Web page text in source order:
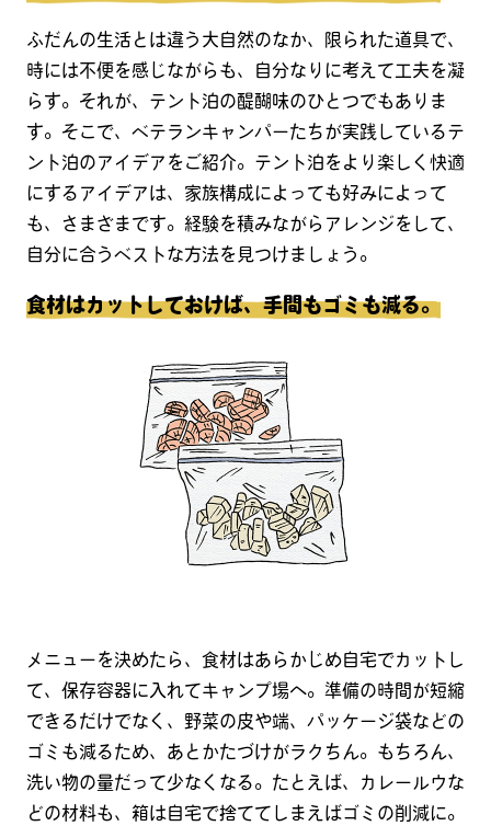
ふだんの生活とは違う大自然のなか、限られた道具で、
時には不便を感じながらも、自分なりに考えて工夫を凝
らす。それが、テント泊の醍醐味のひとつでもありま
す。そこで、ベテランキャンパーたちが実践しているテ
ント泊のアイデアをご紹介。テント泊をより楽しく快適
にするアイデアは、家族構成によっても好みによって
も、さまざまです。経験を積みながらアレンジをして、
自分に合うベストな方法を見つけましょう。
食材はカットしておけば、手間もゴミも減る。
メニューを決めたら、食材はあらかじめ自宅でカットし
て、保存容器に入れてキャンプ場へ。準備の時間が短縮
できるだけでなく、野菜の皮や端、パッケージ袋などの
ゴミも減るため、あとかたづけがラクちん。もちろん、
洗い物の量だって少なくなる。たとえば、カレールウな
どの材料も、箱は自宅で捨ててしまえばゴミの削減に。